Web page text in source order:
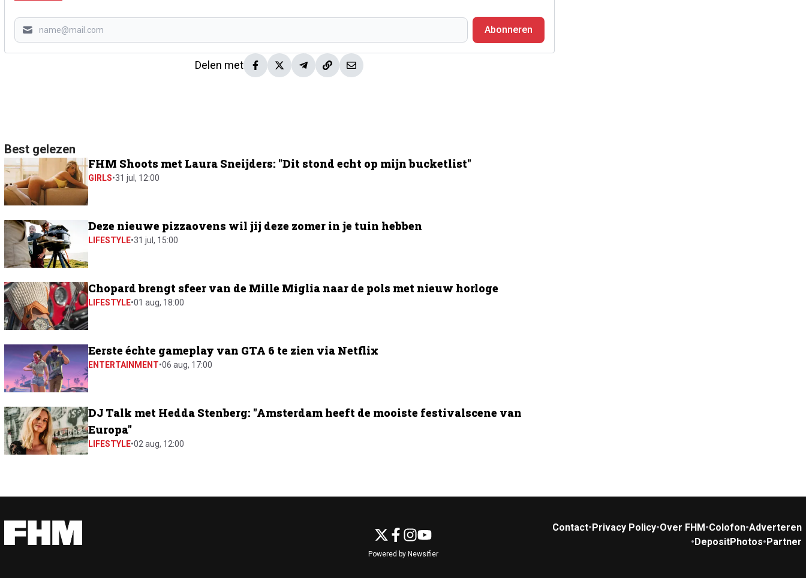
Abonneren
Delen met
Best gelezen
FHM Shoots met Laura Sneijders: "Dit stond echt op mijn bucketlist"
GIRLS•31 jul, 12:00
Deze nieuwe pizzaovens wil jij deze zomer in je tuin hebben
LIFESTYLE•31 jul, 15:00
Chopard brengt sfeer van de Mille Miglia naar de pols met nieuw horloge
LIFESTYLE•01 aug, 18:00
Eerste échte gameplay van GTA 6 te zien via Netflix
ENTERTAINMENT•06 aug, 17:00
DJ Talk met Hedda Stenberg: "Amsterdam heeft de mooiste festivalscene van
Europa"
LIFESTYLE•02 aug, 12:00
Contact• Privacy Policy•Over FHM •Colofon•Adverteren
• DepositPhotos• Partner
Powered by Newsifier